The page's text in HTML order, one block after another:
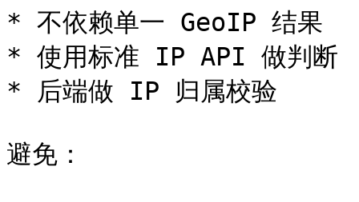
* 不依赖单一 GeoIP 结果
* 使用标准 IP API 做判断
* 后端做 IP 归属校验
避免：